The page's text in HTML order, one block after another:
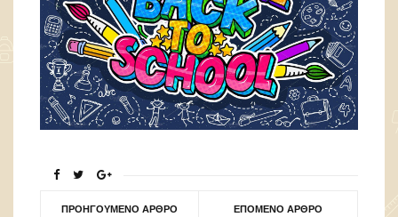
ΠΡΟΗΓΟΎΜΕΝΟ ΆΡΘΡΟ ΕΠΌΜΕΝΟ ΆΡΘΡΟ